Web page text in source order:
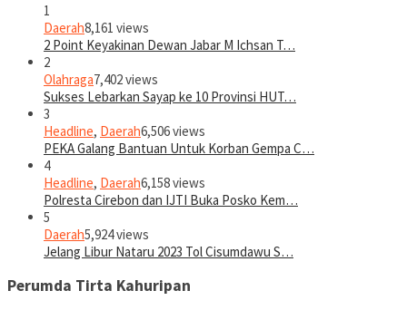
1
Daerah8,161 views
2 Point Keyakinan Dewan Jabar M Ichsan T…
2
Olahraga7,402 views
Sukses Lebarkan Sayap ke 10 Provinsi HUT…
3
Headline, Daerah6,506 views
PEKA Galang Bantuan Untuk Korban Gempa C…
4
Headline, Daerah6,158 views
Polresta Cirebon dan IJTI Buka Posko Kem…
5
Daerah5,924 views
Jelang Libur Nataru 2023 Tol Cisumdawu S…
Perumda Tirta Kahuripan